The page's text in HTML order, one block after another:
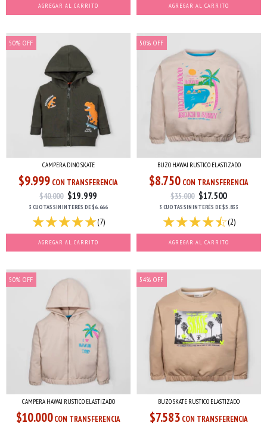
AGREGAR AL CARRITO AGREGAR AL CARRITO
50% OFF
CAMPERA DINO SKATE
$9.999 CON TRANSFERENCIA
$40.000 $19.999
3 CUOTASSIN INTERÉS DE$6.666
(7)
AGREGAR AL CARRITO
50% OFF
BUZO HAWAI RUSTICO ELASTIZADO
$8.750 CON TRANSFERENCIA
$35.000 $17.500
3 CUOTASSIN INTERÉS DE$5.833
(2)
AGREGAR AL CARRITO
50% OFF
CAMPERA HAWAI RUSTICO ELASTIZADO
$10.000 CON TRANSFERENCIA
54% OFF
BUZO SKATE RUSTICO ELASTIZADO
$7.583 CON TRANSFERENCIA